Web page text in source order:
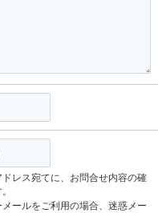
レス宛てに、お問合せ内容の確
ールをご利用の場合、迷惑メー